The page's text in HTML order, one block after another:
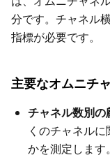
分です。チャネル
指標が必要です。
主要なオムニチ
チャネル数別の
くのチャネル
かを測定します